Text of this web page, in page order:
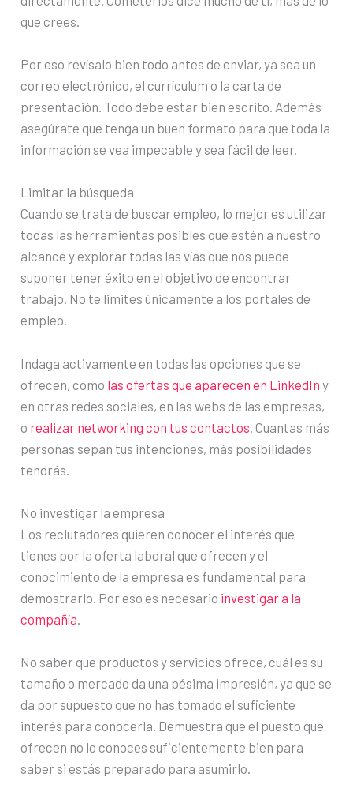
que crees.
Por eso revísalo bien todo antes de enviar, ya sea un
correo electrónico, el currículum o la carta de
presentación. Todo debe estar bien escrito. Además
asegúrate que tenga un buen formato para que toda la
información se vea impecable y sea fácil de leer.
Limitar la búsqueda
Cuando se trata de buscar empleo, lo mejor es utilizar
todas las herramientas posibles que estén a nuestro
alcance y explorar todas las vías que nos puede
suponer tener éxito en el objetivo de encontrar
trabajo. No te limites únicamente a los portales de
empleo.
Indaga activamente en todas las opciones que se
ofrecen, como las ofertas que aparecen en LinkedIny
en otras redes sociales, en las webs de las empresas,
o realizar networking con tus contactos . Cuantas más
personas sepan tus intenciones, más posibilidades
tendrás.
No investigar la empresa
Los reclutadores quieren conocer el interés que
tienes por la oferta laboral que ofrecen y el
conocimiento de la empresa es fundamental para
demostrarlo. Por eso es necesario investigar a la
compañía
No saber que productos y servicios ofrece, cuál es su
tamaño o mercado da una pésima impresión, ya que se
da por supuesto que no has tomado el suficiente
interés para conocerla. Demuestra que el puesto que
ofrecen no lo conoces suficientemente bien para
saber si estás preparado para asumirlo.